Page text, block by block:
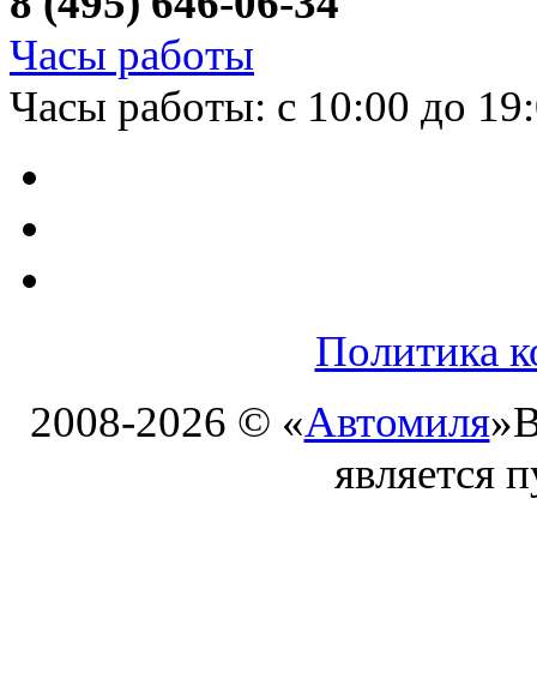
Часы работы
Часы работы: с 10:00 до
Политика
2008-2026 © «Автомиля»
является